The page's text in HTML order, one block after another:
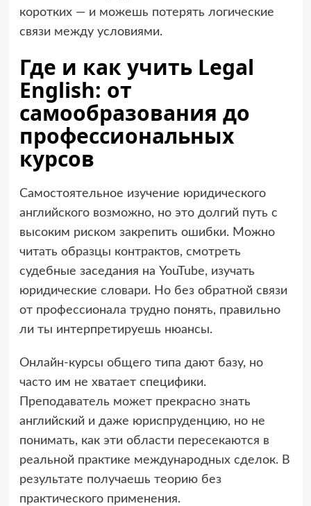
коротких — и можешь потерять логические
связи между условиями.
Где и как учить Legal
English: от
самообразования до
профессиональных
курсов
Самостоятельное изучение юридического
английского возможно, но это долгий путь с
высоким риском закрепить ошибки. Можно
читать образцы контрактов, смотреть
судебные заседания на YouTube, изучать
юридические словари. Но без обратной связи
от профессионала трудно понять, правильно
ли ты интерпретируешь нюансы.
Онлайн-курсы общего типа дают базу, но
часто им не хватает специфики.
Преподаватель может прекрасно знать
английский и даже юриспруденцию, но не
понимать, как эти области пересекаются в
реальной практике международных сделок. В
результате получаешь теорию без
практического применения.